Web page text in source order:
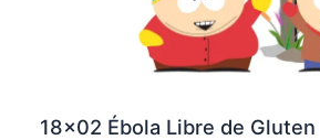
18×02 Ébola Libre de Gluten